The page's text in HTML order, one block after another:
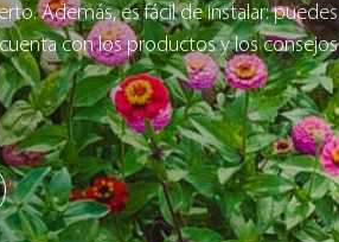
Además, es fácil de instalar: puedes
con los productos y los consejos